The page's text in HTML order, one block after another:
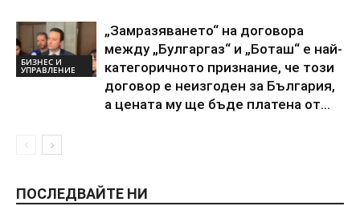
БИЗНЕС И
УПРАВЛЕНИЕ
„Замразяването“ на договора
между „Булгаргаз“ и „Боташ“ е най-
категоричното признание, че този
договор е неизгоден за България,
а цената му ще бъде платена от...
ПОСЛЕДВАЙТЕ НИ